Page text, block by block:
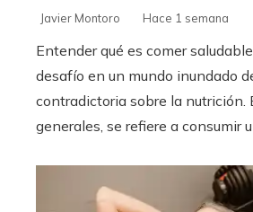
Javier Montoro Hace 1 semana
Entender qué es comer
desafío en un mundo inundado
contradictoria sobre la nutrición.
generales, se refiere a consumir